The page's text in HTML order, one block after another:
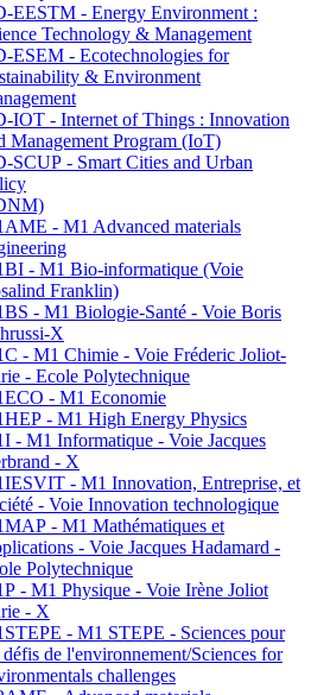
EESTM - Energy Environment :
Technology & Management
ESEM - Ecotechnologies for
& Environment
IOT - Internet of Things : Innovation
Management Program (IoT)
SCUP - Smart Cities and Urban
- M1 Advanced materials
- M1 Bio-informatique (Voie
Franklin)
- M1 Biologie-Santé - Voie Boris
X
- M1 Chimie - Voie Fréderic Joliot-
- Ecole Polytechnique
- M1 Economie
- M1 High Energy Physics
- M1 Informatique - Voie Jacques
- X
- M1 Innovation, Entreprise, et
- Voie Innovation technologique
- M1 Mathématiques et
- Voie Jacques Hadamard -
Polytechnique
- M1 Physique - Voie Irène Joliot
- X
- M1 STEPE - Sciences pour
défis de l'environnement/Sciences for
challenges